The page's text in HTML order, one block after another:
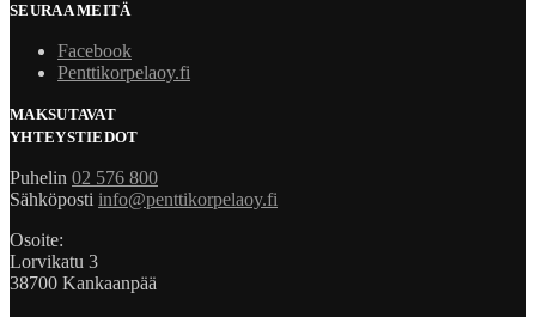
SEURAA MEITÄ
Facebook
Penttikorpelaoy.fi
MAKSUTAVAT
YHTEYSTIEDOT
Puhelin 02 576 800
Sähköposti info@penttikorpelaoy.fi
Osoite:
Lorvikatu 3
38700 Kankaanpää